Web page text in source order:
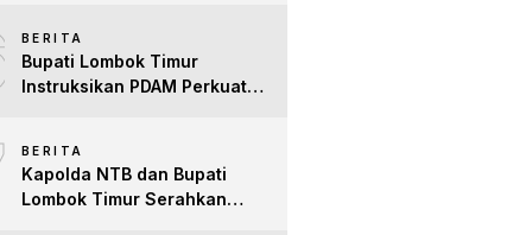
BERITA
Bupati Lombok Timur
Instruksikan PDAM Perkuat
Terpenuhi
BERITA
Kapolda NTB dan Bupati
Lombok Timur Serahkan